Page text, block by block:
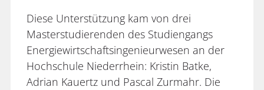
Diese Unterstützung kam von drei
Masterstudierenden des Studiengangs
Energiewirtschaftsingenieurwesen an der
Hochschule Niederrhein: Kristin Batke,
Adrian Kauertz und Pascal Zurmahr. Die